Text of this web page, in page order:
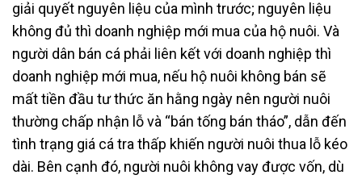
giải quyết nguyên liệu của mình trước; nguyên liệu
không đủ thì doanh nghiệp mới mua của hộ nuôi. Và
người dân bán cá phải liên kết với doanh nghiệp thì
doanh nghiệp mới mua, nếu hộ nuôi không bán sẽ
mất tiền đầu tư thức ăn hằng ngày nên người nuôi
thường chấp nhận lỗ và “bán tống bán tháo”, dẫn đến
tình trạng giá cá tra thấp khiến người nuôi thua lỗ kéo
dài. Bên cạnh đó, người nuôi không vay được vốn, dù